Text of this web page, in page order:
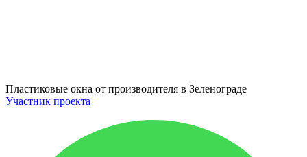
Пластиковые окна от производителя в Зеленограде
Участник проекта